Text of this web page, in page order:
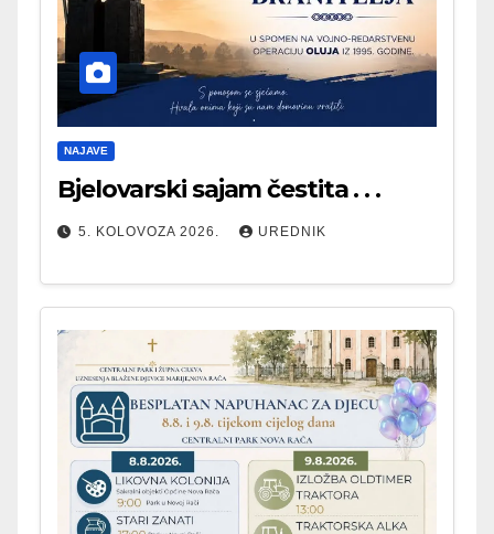
NAJAVE
Bjelovarski sajam čestita . . .
5. KOLOVOZA 2026. UREDNIK